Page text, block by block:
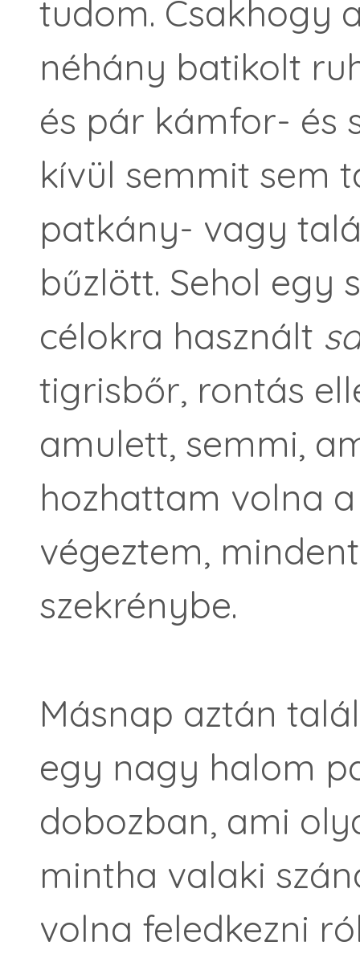
tudom. Csakhogy
néhány batikolt
és pár kámfor- és
kívül semmit sem
patkány- vagy
bűzlött. Sehol egy
célokra használt
tigrisbőr, rontás
amulett, semmi,
hozhattam volna
végeztem,
szekrénybe.
Másnap aztán
egy nagy halom
dobozban, ami
mintha valaki
volna feledkezni